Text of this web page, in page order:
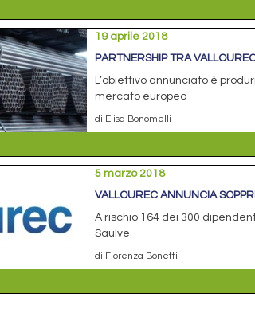
19 aprile 2018
PARTNERSHIP TRA
L’obiettivo annunciato è
mercato europeo
di Elisa Bonomelli
5 marzo 2018
VALLOUREC ANNUNCIA
A rischio 164 dei 300
Saulve
di Fiorenza Bonetti